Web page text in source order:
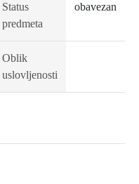
Status
predmeta
obavezan
Oblik
uslovljenosti